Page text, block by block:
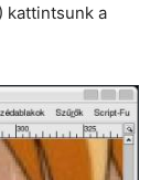
kattintsunk a